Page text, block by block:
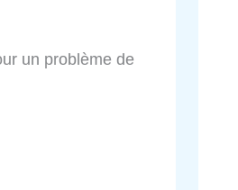
un problème de